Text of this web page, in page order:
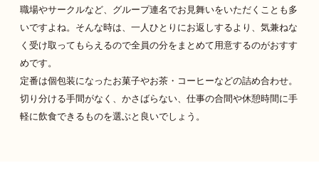
職場やサークルなど、グループ連名でお見舞いをいただくことも多
いですよね。そんな時は、一人ひとりにお返しするより、気兼ねな
く受け取ってもらえるので全員の分をまとめて用意するのがおすす
めです。
定番は個包装になったお菓子やお茶・コーヒーなどの詰め合わせ。
切り分ける手間がなく、かさばらない、仕事の合間や休憩時間に手
軽に飲食できるものを選ぶと良いでしょう。